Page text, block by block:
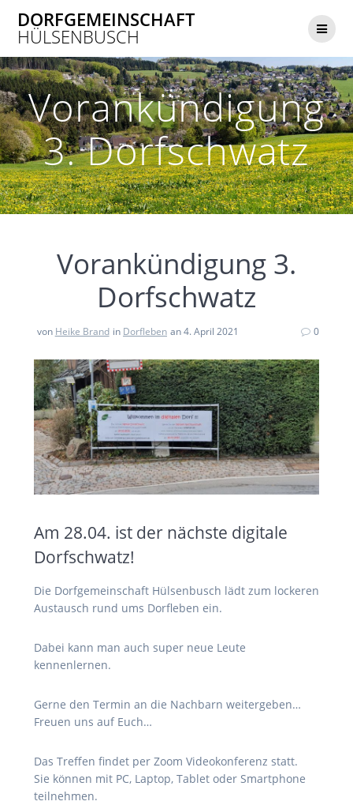
Inhalt
DORFGEMEINSCHAFT
HÜLSENBUSCH
Vorankündigung
3. Dorfschwatz
Vorankündigung 3.
Dorfschwatz
von Heike Brand in Dorfleben an 4. April 2021 0
Am 28.04. ist der nächste digitale
Dorfschwatz!
Die Dorfgemeinschaft Hülsenbusch lädt zum lockeren
Austausch rund ums Dorfleben ein.
Dabei kann man auch super neue Leute
kennenlernen.
Gerne den Termin an die Nachbarn weitergeben…
Freuen uns auf Euch…
Das Treffen findet per Zoom Videokonferenz statt.
Sie können mit PC, Laptop, Tablet oder Smartphone
teilnehmen.